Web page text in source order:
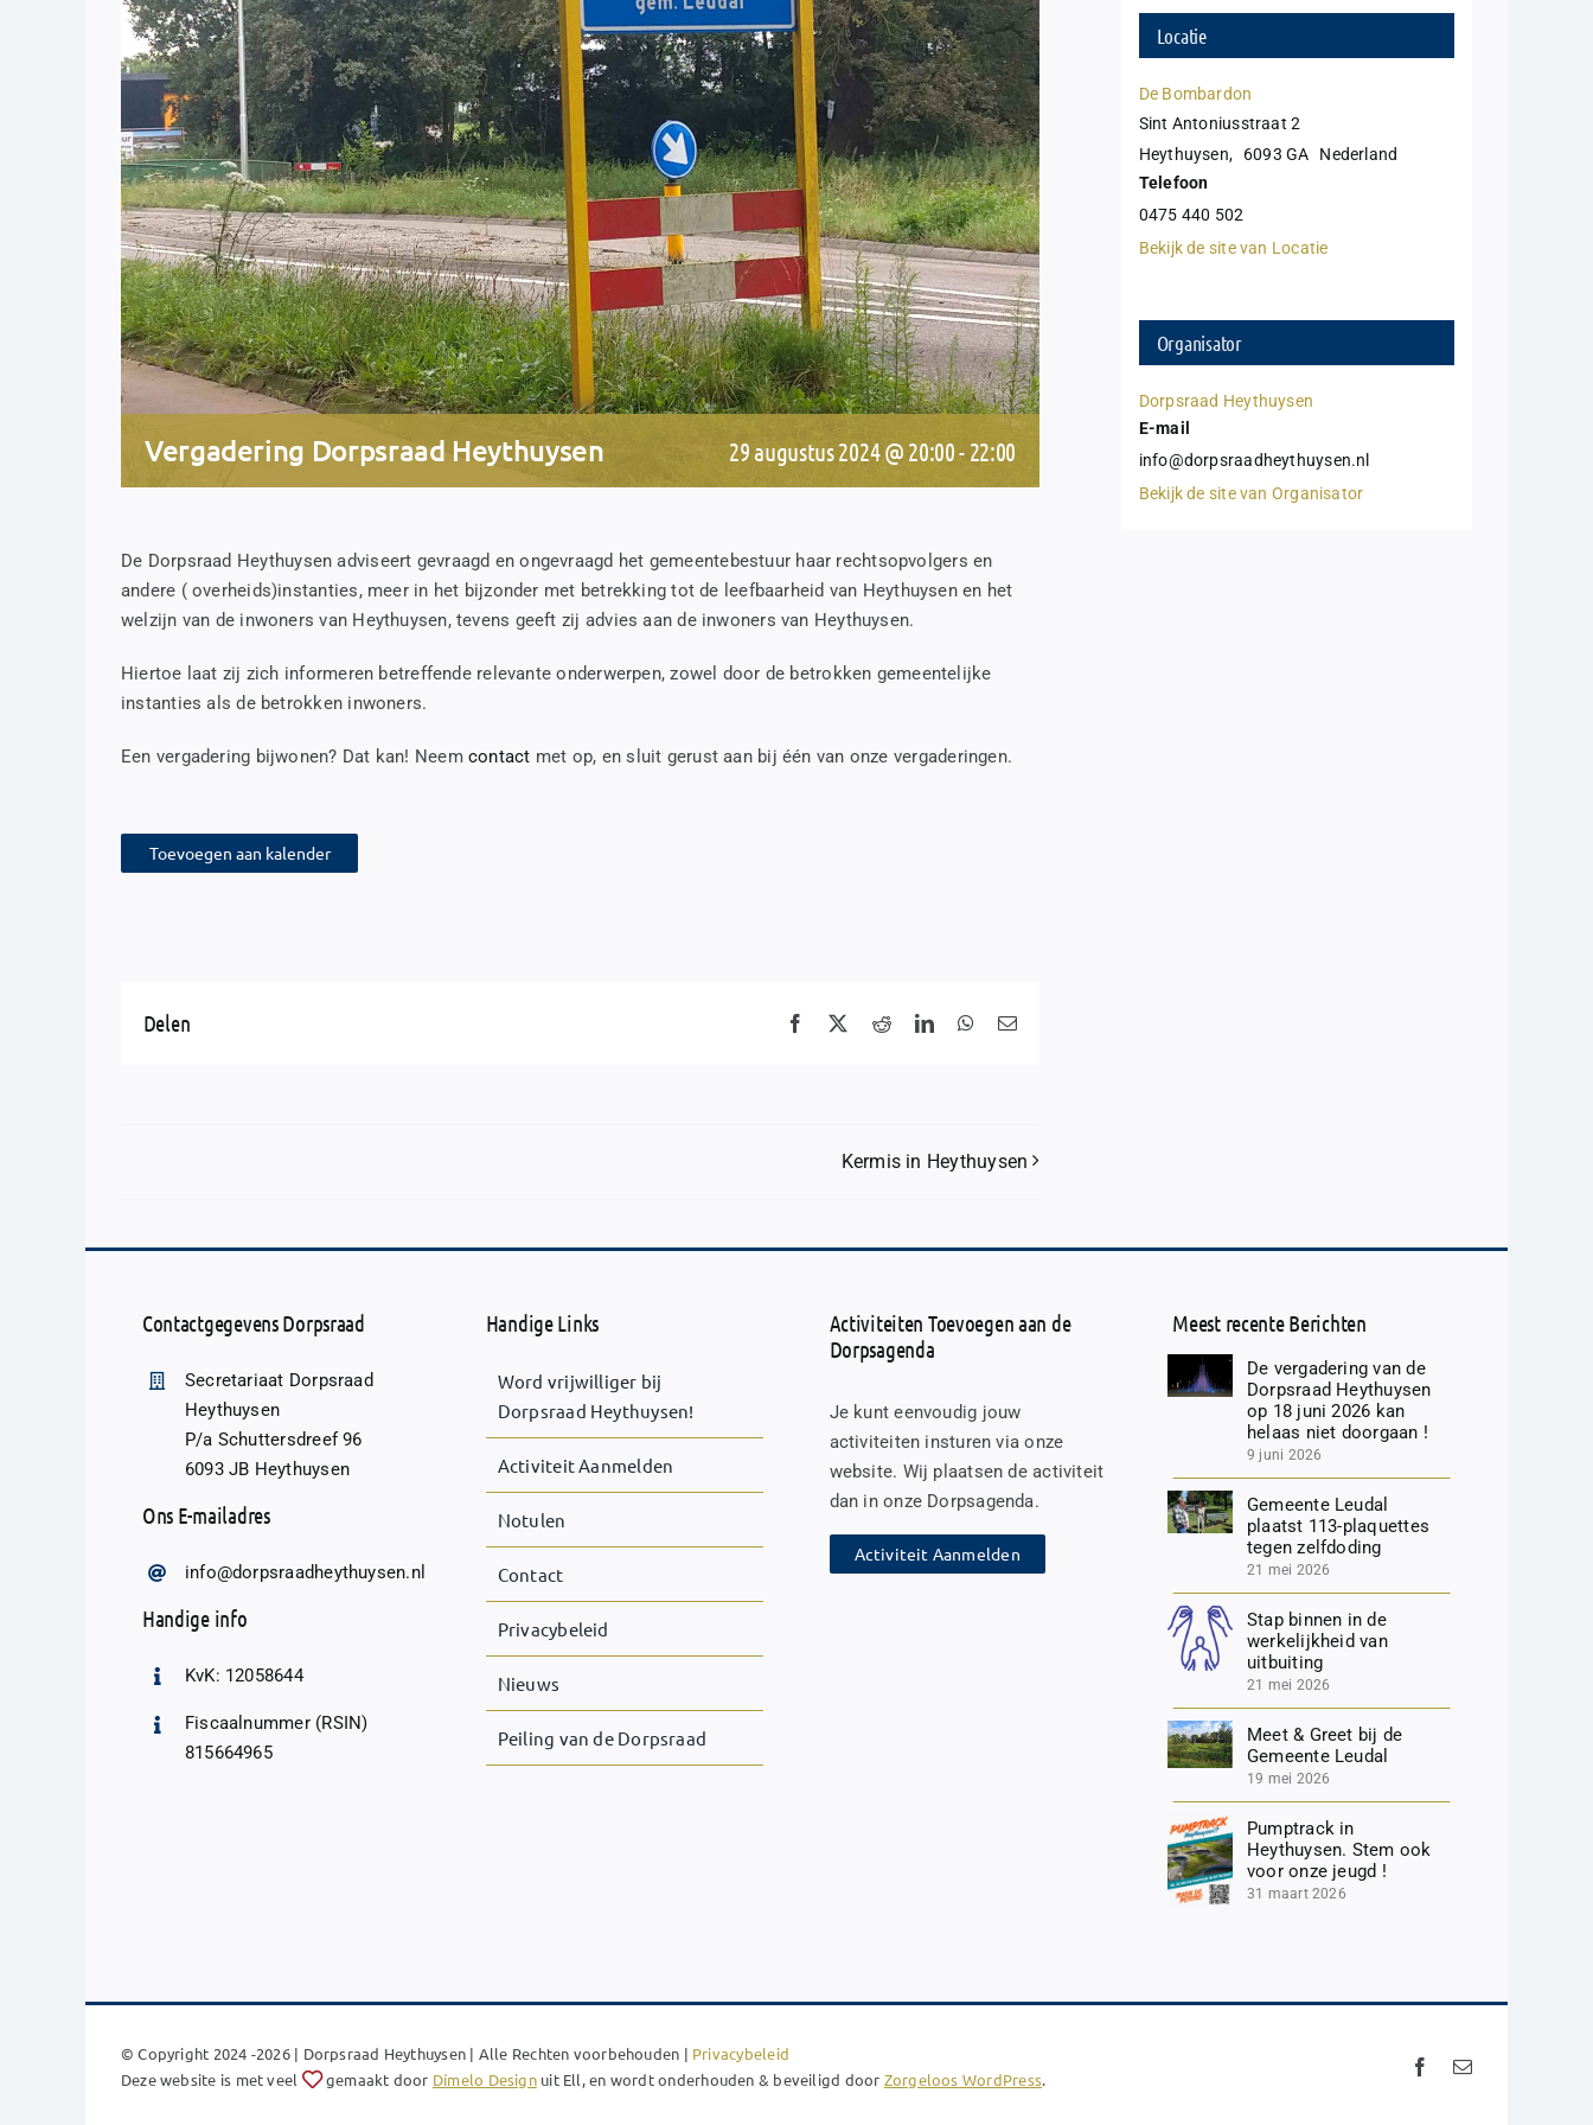
Vergadering Dorpsraad Heythuysen 29 augustus 2024 @ 20:00- 22:00
De Dorpsraad Heythuysen adviseert gevraagd en ongevraagd het gemeentebestuur haar rechtsopvolgers en
andere ( overheids)instanties, meer in het bijzonder met betrekking tot de leefbaarheid van Heythuysen en het
welzijn van de inwoners van Heythuysen, tevens geeft zij advies aan de inwoners van Heythuysen.
Hiertoe laat zij zich informeren betreffende relevante onderwerpen, zowel door de betrokken gemeentelijke
instanties als de betrokken inwoners.
Een vergadering bijwonen? Dat kan! Neemcontact met op, en sluit gerust aan bij één van onze vergaderingen.
Toevoegen aan kalender
Delen Facebook RedditLinkedInWhatsApp
E-
Kermis in Heythuysen
Locatie
De Bombardon
Sint Antoniusstraat 2
Heythuysen, 6093 GA
Nederland
Telefoon
0475 440 502
Bekijk de site van Locatie
Organisator
Dorpsraad Heythuysen
E-mail
info@dorpsraadheythuysen.nl
Bekijk de site van Organisator
Contactgegevens Dorpsraad
Secretariaat Dorpsraad
Heythuysen
P/a Schuttersdreef 96
6093 JB Heythuysen
Ons E-mailadres
info@dorpsraadheythuysen.nl
Handige info
KvK: 12058644
Fiscaalnummer (RSIN)
815664965
Handige Links
Word vrijwilliger bij
Dorpsraad Heythuysen!
Activiteit Aanmelden
Notulen
Contact
Privacybeleid
Nieuws
Peiling van de Dorpsraad
Activiteiten Toevoegen aan de
Dorpsagenda
Je kunt eenvoudig jouw
activiteiten insturen via onze
website. Wij plaatsen de activiteit
dan in onze Dorpsagenda.
Activiteit Aanmelden
Meest recente Berichten
De vergadering van de
Dorpsraad Heythuysen
op 18 juni 2026 kan
helaas niet doorgaan !
9 juni 2026
Gemeente Leudal
plaatst 113-plaquettes
tegen zelfdoding
21 mei 2026
Stap binnen in de
werkelijkheid van
uitbuiting
21 mei 2026
Meet & Greet bij de
Gemeente Leudal
19 mei 2026
Pumptrack in
Heythuysen. Stem ook
voor onze jeugd !
31 maart 2026
© Copyright 2024 -2026 | Dorpsraad Heythuysen | Alle Rechten voorbehouden | Privacybeleid
Deze website is met veel
gemaakt door Dímelo Designuit Ell, en wordt onderhouden & beveiligd door Zorgeloos WordPress.